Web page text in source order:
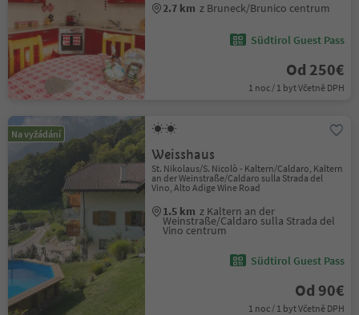
2.7 km z Bruneck/Brunico centrum
Südtirol Guest Pass
Od 250€
1 noc / 1 byt Včetně DPH
Na vyžádání
Weisshaus
St. Nikolaus/S. Nicolò - Kaltern/Caldaro, Kaltern
an der Weinstraße/Caldaro sulla Strada del
Vino, Alto Adige Wine Road
1.5 km z Kaltern an der
Weinstraße/Caldaro sulla Strada del
Vino centrum
Südtirol Guest Pass
Od 90€
1 noc / 1 byt Včetně DPH